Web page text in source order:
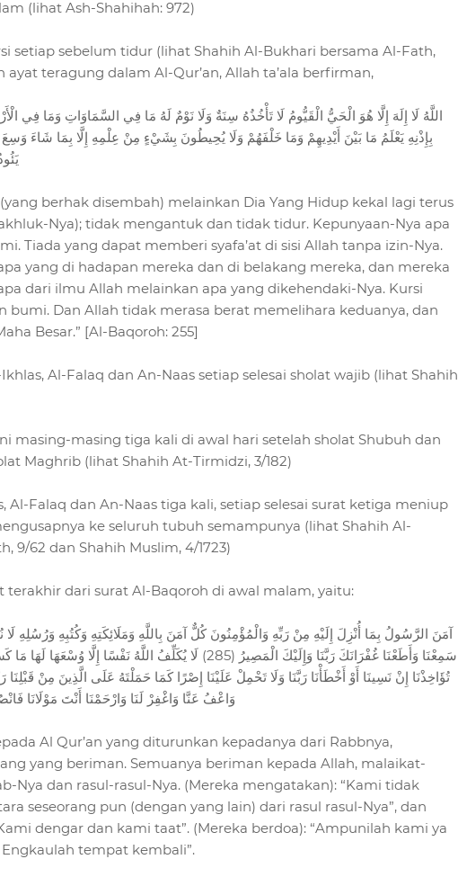
(lihat Ash-Shahihah: 972)
sebelum tidur (lihat Shahih Al-Bukhari bersama Al-Fath,
ayat teragung dalam Al-Qur’an, Allah ta’ala berfirman,
اللَّهُ لَا إِلَهَ إِلَّا هُوَ الْحَيُّ الْقَيُّومُ لَا تَأْخُذُهُ سِنَةٌ وَلَا نَوْمٌ لَهُ مَا فِي السَّمَاوَاتِ وَمَا فِي
بِإِذْنِهِ يَعْلَمُ مَا بَيْنَ أَيْدِيهِمْ وَمَا خَلْفَهُمْ وَلَا يُحِيطُونَ بِشَيْءٍ مِنْ عِلْمِهِ إِلَّا بِمَا شَاءَ
berhak disembah) melainkan Dia Yang Hidup kekal lagi terus
Nya); tidak mengantuk dan tidak tidur. Kepunyaan-Nya apa
Tiada yang dapat memberi syafa’at di sisi Allah tanpa izin-Nya.
yang di hadapan mereka dan di belakang mereka, dan mereka
dari ilmu Allah melainkan apa yang dikehendaki-Nya. Kursi
bumi. Dan Allah tidak merasa berat memelihara keduanya, dan
Besar.” [Al-Baqoroh: 255]
Al-Falaq dan An-Naas setiap selesai sholat wajib (lihat Shahih
masing tiga kali di awal hari setelah sholat Shubuh dan
Maghrib (lihat Shahih At-Tirmidzi, 3/182)
Falaq dan An-Naas tiga kali, setiap selesai surat ketiga meniup
ke seluruh tubuh semampunya (lihat Shahih Al-
9/62 dan Shahih Muslim, 4/1723)
dari surat Al-Baqoroh di awal malam, yaitu:
آمَنَ الرَّسُولُ بِمَا أُنْزِلَ إِلَيْهِ مِنْ رَبِّهِ وَالْمُؤْمِنُونَ كُلٌّ آمَنَ بِاللَّهِ وَمَلَائِكَتِهِ وَكُتُبِهِ وَرُسُلِهِ
سَمِعْنَا وَأَطَعْنَا غُفْرَانَكَ رَبَّنَا وَإِلَيْكَ الْمَصِيرُ (285) لَا يُكَلِّفُ اللَّهُ
تُؤَاخِذْنَا إِنْ نَسِينَا أَوْ أَخْطَأْنَا رَبَّنَا وَلَا تَحْمِلْ عَلَيْنَا إِصْرًا كَمَا حَمَلْتَهُ عَلَى الَّذِينَ مِنْ قَبْلِنَا
وَاعْفُ عَنَّا وَاغْفِرْ لَنَا وَارْحَمْنَا أَنْتَ مَوْلَانَا
Al Qur’an yang diturunkan kepadanya dari Rabbnya,
yang beriman. Semuanya beriman kepada Allah, malaikat-
Nya dan rasul-rasul-Nya. (Mereka mengatakan): “Kami tidak
seseorang pun (dengan yang lain) dari rasul rasul-Nya”, dan
dengar dan kami taat”. (Mereka berdoa): “Ampunilah kami ya
tempat kembali”.